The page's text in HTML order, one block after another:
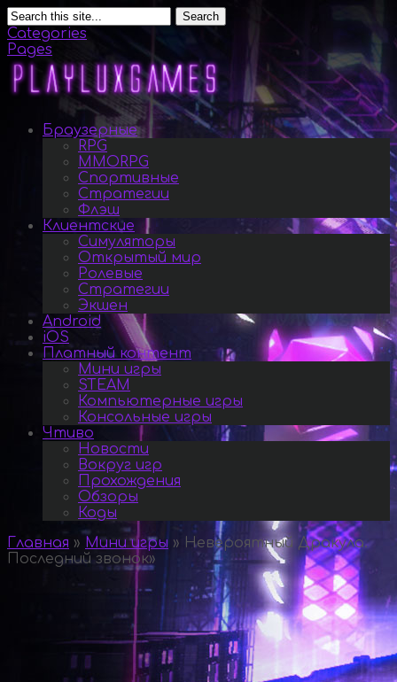
Search
Categories
Pages
Браузерные
RPG
MMORPG
Спортивные
Стратегии
Флэш
Клиентские
Симуляторы
Открытый мир
Ролевые
Стратегии
Экшен
Android
iOS
Платный контент
Мини игры
STEAM
Компьютерные игры
Консольные игры
Чтиво
Новости
Вокруг игр
Прохождения
Обзоры
Коды
Главная » Мини игры » Невероятный Дракула.
Последний звонок»